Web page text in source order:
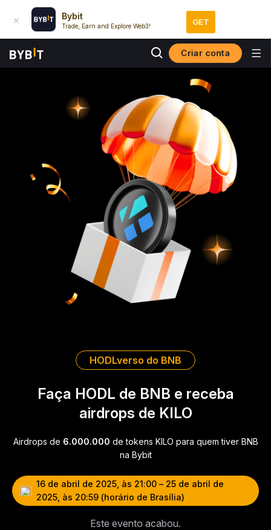
Bybit
Trade, Earn and Explore Web3! GET
Criar conta
HODLverso do BNB
Faça HODL de BNB e receba
airdrops de KILO
Airdrops de 6.000.000 de tokens KILO para quem tiver BNB
na Bybit
16 de abril de 2025, às 21:00 – 25 de abril de
2025, às 20:59 (horário de Brasília)
Este evento acabou.